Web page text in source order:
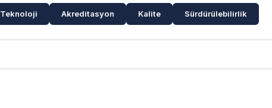
Teknoloji Akreditasyon Kalite Sürdürülebilirlik